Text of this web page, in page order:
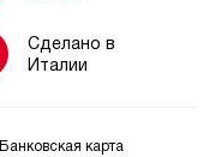
Сделано в
Италии
Банковская карта